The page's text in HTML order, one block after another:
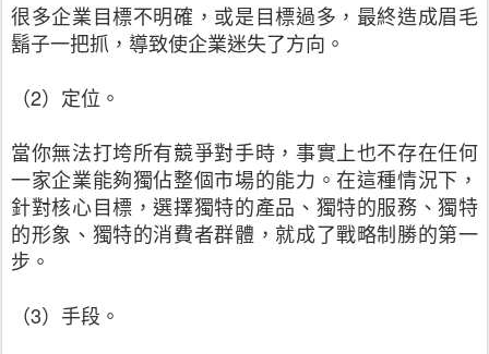
很多企業目標不明確，或是目標過多，最終造成眉毛
鬍子一把抓，導致使企業迷失了方向。
（2）定位。
當你無法打垮所有競爭對手時，事實上也不存在任何
一家企業能夠獨佔整個市場的能力。在這種情況下，
針對核心目標，選擇獨特的產品、獨特的服務、獨特
的形象、獨特的消費者群體，就成了戰略制勝的第一
步。
（3）手段。